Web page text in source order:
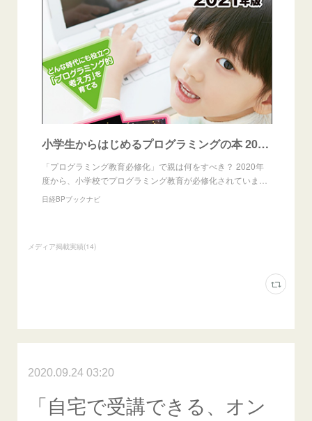
小学生からはじめるプログラミングの本 2021年版
「プログラミング教育必修化」で親は何をすべき？ 2020年
度から、小学校でプログラミング教育が必修化されていま…
日経BPブックナビ
メディア掲載実績(14)
2020.09.24 03:20
「自宅で受講できる、オン